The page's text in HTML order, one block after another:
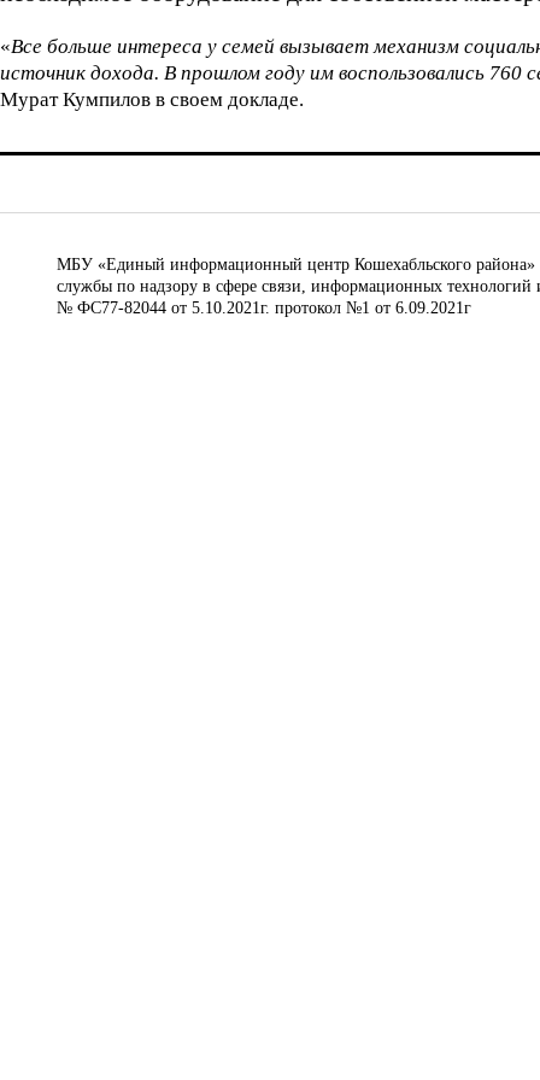
«Все больше интереса у семей вызывает механизм
источник дохода. В прошлом году им воспользовались
Мурат Кумпилов в своем докладе.
МБУ «Единый информационный центр Кошехабльского района»
службы по надзору в сфере связи, информационных
№ ФС77-82044 от 5.10.2021г. протокол №1 от 6.09.2021г